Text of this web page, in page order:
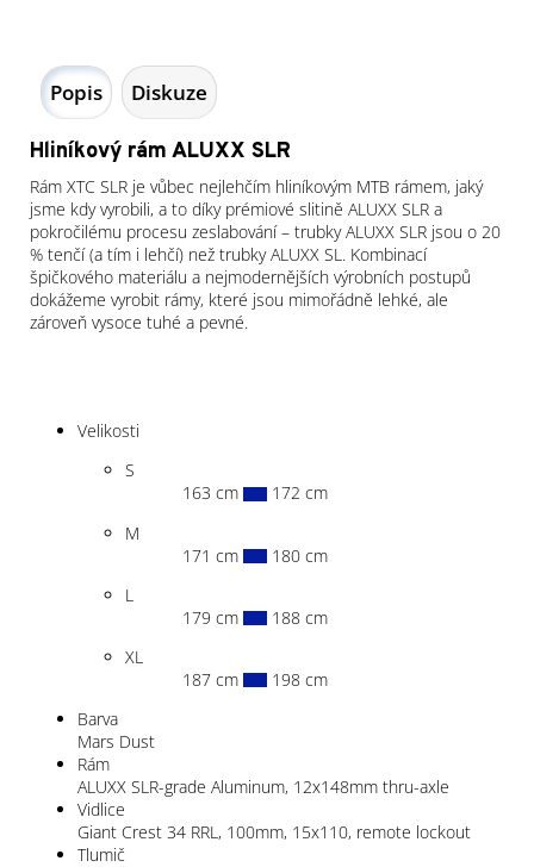
Popis Diskuze
Hliníkový rám ALUXX SLR
Rám XTC SLR je vůbec nejlehčím hliníkovým MTB rámem, jaký
jsme kdy vyrobili, a to díky prémiové slitině ALUXX SLR a
pokročilému procesu zeslabování – trubky ALUXX SLR jsou o 20
% tenčí (a tím i lehčí) než trubky ALUXX SL. Kombinací
špičkového materiálu a nejmodernějších výrobních postupů
dokážeme vyrobit rámy, které jsou mimořádně lehké, ale
zároveň vysoce tuhé a pevné.
Velikosti
S
163 cm
172 cm
M
171 cm
180 cm
L
179 cm
188 cm
XL
187 cm
198 cm
Barva
Mars Dust
Rám
ALUXX SLR-grade Aluminum, 12x148mm thru-axle
Vidlice
Giant Crest 34 RRL, 100mm, 15x110, remote lockout
Tlumič